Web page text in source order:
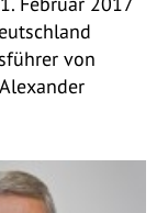
von